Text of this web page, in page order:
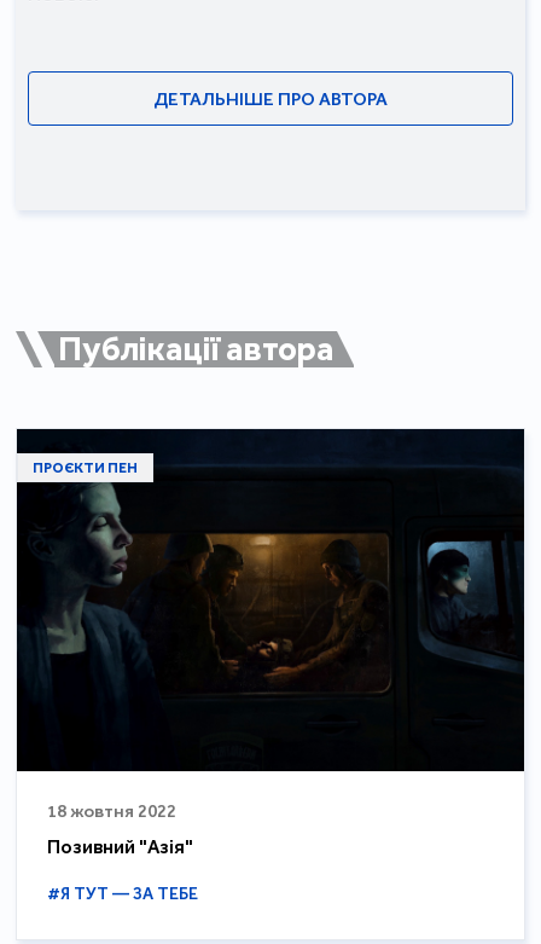
ДЕТАЛЬНІШЕ ПРО АВТОРА
Публікації автора
ПРОЄКТИ ПЕН
18 жовтня 2022
Позивний "Азія"
#Я ТУТ — ЗА ТЕБЕ